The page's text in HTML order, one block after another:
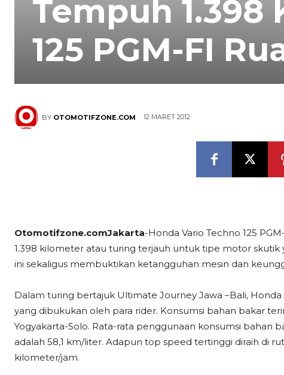
Tempuh 1.398
125 PGM-FI
BY OTOMOTIFZONE.COM 12 MARET 2012
Otomotifzone.comJakarta-Honda Vario Techno 125
1.398 kilometer atau turing terjauh untuk tipe motor skutik
ini sekaligus membuktikan ketangguhan mesin dan
Dalam turing bertajuk Ultimate Journey Jawa –Bali,
yang dibukukan oleh para rider. Konsumsi bahan bakar
Yogyakarta-Solo. Rata-rata penggunaan konsumsi bahan
adalah 58,1 km/liter. Adapun top speed tertinggi diraih di
kilometer/jam.